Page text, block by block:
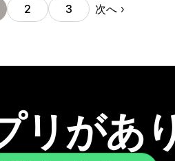
2 3 次へ
リがあ